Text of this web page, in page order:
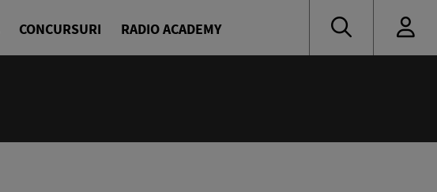
CONCURSURI RADIO ACADEMY